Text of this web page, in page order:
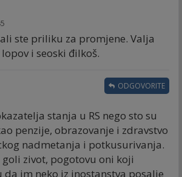
ste priliku za promjene. Valja
i seoski đilkoš.
stanja u RS nego sto su
penzije, obrazovanje i zdravstvo
nadmetanja i potkusurivanja.
zivot, pogotovu oni koji
da im neko iz inostanstva posalje
ODGOVORITE